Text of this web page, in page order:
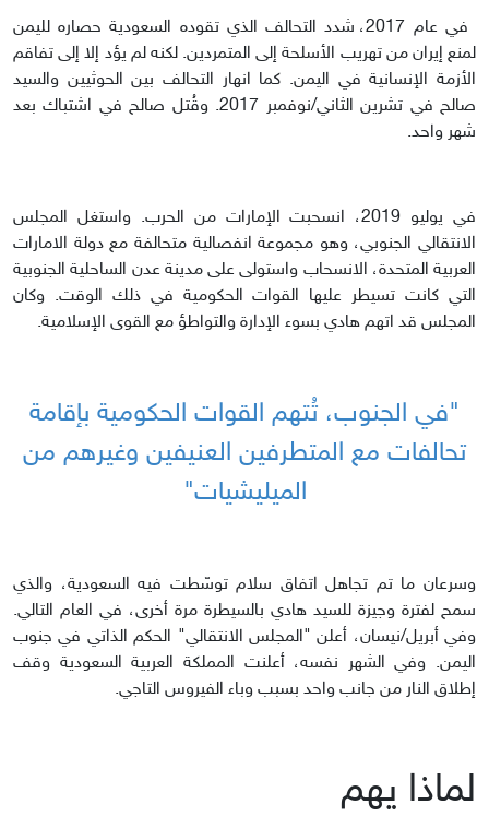
في عام 2017، شدد التحالف الذي تقوده السعودية حصاره لليمن
لمنع إيران من تهريب الأسلحة إلى المتمردين. لكنه لم يؤد إلا إلى تفاقم
الأزمة الإنسانية في اليمن. كما انهار التحالف بين الحوثيين والسيد
صالح في تشرين الثاني/نوفمبر 2017. وقُتل صالح في اشتباك بعد
شهر واحد.
في يوليو 2019، انسحبت الإمارات من الحرب. واستغل المجلس
الانتقالي الجنوبي، وهو مجموعة انفصالية متحالفة مع دولة الامارات
العربية المتحدة، الانسحاب واستولى على مدينة عدن الساحلية الجنوبية
التي كانت تسيطر عليها القوات الحكومية في ذلك الوقت. وكان
المجلس قد اتهم هادي بسوء الإدارة والتواطؤ مع القوى الإسلامية.
"في الجنوب، تُتهم القوات الحكومية بإقامة
تحالفات مع المتطرفين العنيفين وغيرهم من
الميليشيات"
وسرعان ما تم تجاهل اتفاق سلام توسّطت فيه السعودية، والذي
سمح لفترة وجيزة للسيد هادي بالسيطرة مرة أخرى، في العام التالي.
وفي أبريل/نيسان، أعلن "المجلس الانتقالي" الحكم الذاتي في جنوب
اليمن. وفي الشهر نفسه، أعلنت المملكة العربية السعودية وقف
إطلاق النار من جانب واحد بسبب وباء الفيروس التاجي.
لماذا يهم